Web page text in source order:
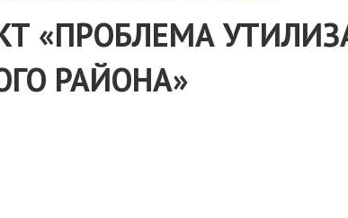
«ПРОБЛЕМА
РАЙОНА»